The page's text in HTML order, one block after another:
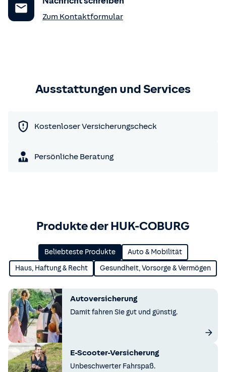
Zum Kontaktformular
Ausstattungen und Services
Kostenloser Versicherungscheck
Persönliche Beratung
Produkte der HUK-COBURG
Beliebteste Produkte Auto & Mobilität
Haus, Haftung & Recht Gesundheit, Vorsorge & Vermögen
Autoversicherung
Damit fahren Sie gut und günstig.
E-Scooter-Versicherung
Unbeschwerter Fahrspaß.